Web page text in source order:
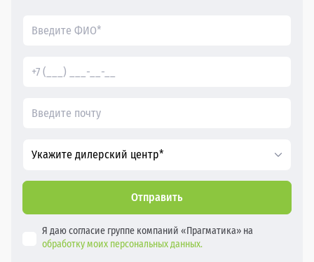
Укажите дилерский центр*
Отправить
Я даю согласие группе компаний «Прагматика» на
обработку моих персональных данных.